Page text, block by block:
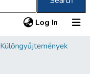
Log In (current)
Különgyűjtemények